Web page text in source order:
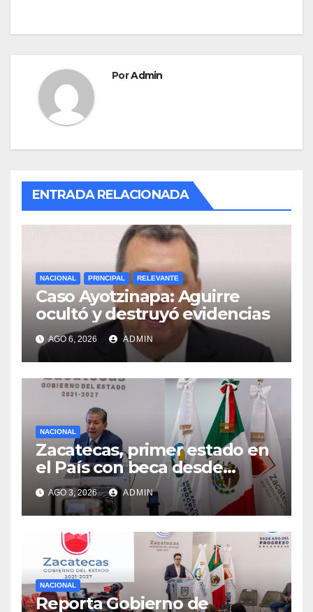
PorAdmin
ENTRADA RELACIONADA
NACIONAL PRINCIPAL RELEVANTE
Caso Ayotzinapa: Aguirre
ocultó y destruyó evidencias
AGO 6, 2026 ADMIN
NACIONAL
Zacatecas, primer estado en
el País con beca desde
primaria a formación
profesional: David Monreal
AGO 3, 2026 ADMIN
NACIONAL
Reporta Gobierno de